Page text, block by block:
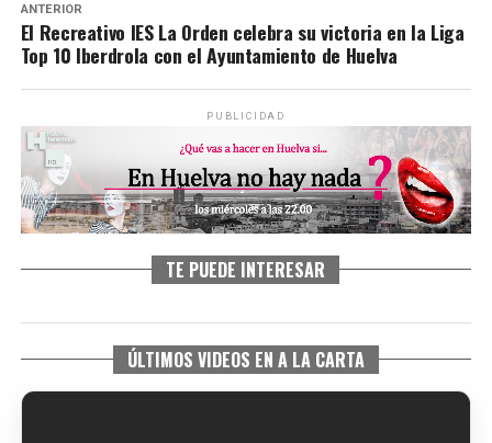
ANTERIOR
El Recreativo IES La Orden celebra su victoria en la Liga
Top 10 Iberdrola con el Ayuntamiento de Huelva
PUBLICIDAD
TE PUEDE INTERESAR
ÚLTIMOS VIDEOS EN A LA CARTA